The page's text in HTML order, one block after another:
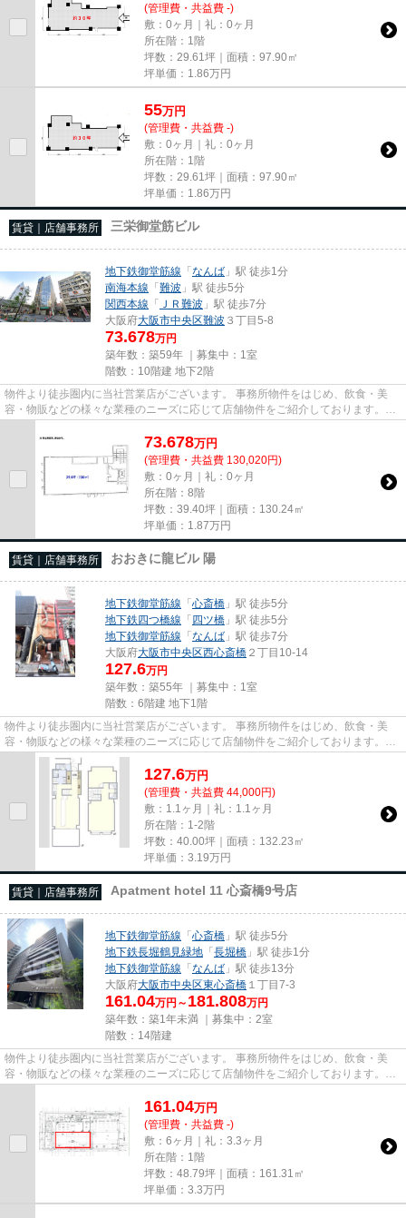
(管理費・共益費 -)
敷：0ヶ月｜礼：0ヶ月
所在階：1階
坪数：29.61坪｜面積：97.90㎡
坪単価： 1.86万円
55万円
(管理費・共益費 -)
敷：0ヶ月｜礼：0ヶ月
所在階：1階
坪数：29.61坪｜面積：97.90㎡
坪単価： 1.86万円
賃貸｜店舗事務所 三栄御堂筋ビル
地下鉄御堂筋線 「なんば 」駅 徒歩1分
南海本線 「難波 」駅 徒歩5分
関西本線 「 ＪＲ難波 」駅 徒歩7分
大阪府大阪市中央区難波 ３丁目5-8
73.678万円
築年数：築59年 ｜募集中： 1室
階数：10階建 地下2階
物件より徒歩圏内に当社営業店がございます。 事務所物件をはじめ、飲食・美
容・物販などの様々な業種のニーズに応じて店舗物件をご紹介しております。
尚、弊社ではおとり広告は一切...
73.678万円
(管理費・共益費 130,020円)
敷：0ヶ月｜礼：0ヶ月
所在階：8階
坪数：39.40坪｜面積：130.24㎡
坪単価： 1.87万円
賃貸｜店舗事務所 おおきに龍ビル 陽
地下鉄御堂筋線 「心斎橋 」駅 徒歩5分
地下鉄四つ橋線 「四ツ橋 」駅 徒歩5分
地下鉄御堂筋線 「なんば 」駅 徒歩7分
大阪府大阪市中央区西心斎橋 ２丁目10-14
127.6万円
築年数：築55年 ｜募集中： 1室
階数：6階建 地下1階
物件より徒歩圏内に当社営業店がございます。 事務所物件をはじめ、飲食・美
容・物販などの様々な業種のニーズに応じて店舗物件をご紹介しております。
尚、弊社ではおとり広告は一切...
127.6万円
(管理費・共益費 44,000円)
敷：1.1ヶ月｜礼：1.1ヶ月
所在階：1-2階
坪数：40.00坪｜面積：132.23㎡
坪単価： 3.19万円
賃貸｜店舗事務所 Apatment hotel 11 心斎橋9号店
地下鉄御堂筋線 「心斎橋 」駅 徒歩5分
地下鉄長堀鶴見緑地 「長堀橋 」駅 徒歩1分
地下鉄御堂筋線 「なんば 」駅 徒歩13分
大阪府大阪市中央区東心斎橋 １丁目7-3
161.04万円～ 181.808万円
築年数：築1年未満 ｜募集中： 2室
階数：14階建
物件より徒歩圏内に当社営業店がございます。 事務所物件をはじめ、飲食・美
容・物販などの様々な業種のニーズに応じて店舗物件をご紹介しております。
尚、弊社ではおとり広告は一切...
161.04万円
(管理費・共益費 -)
敷：6ヶ月｜礼：3.3ヶ月
所在階：1階
坪数：48.79坪｜面積：161.31㎡
坪単価： 3.3万円